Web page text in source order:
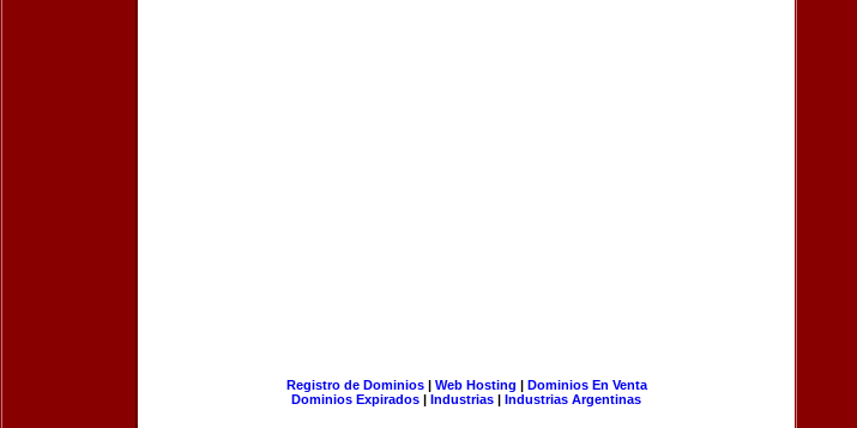
Registro de Dominios| Web Hosting | Dominios En Venta
Dominios Expirados | Industrias | Industrias Argentinas